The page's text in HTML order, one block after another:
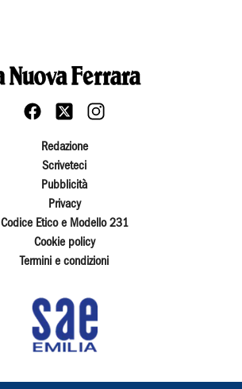
Redazione
Scriveteci
Pubblicità
Privacy
Codice Etico e Modello 231
Cookie policy
Termini e condizioni